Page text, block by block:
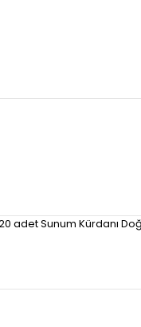
adet Sunum Kürdanı